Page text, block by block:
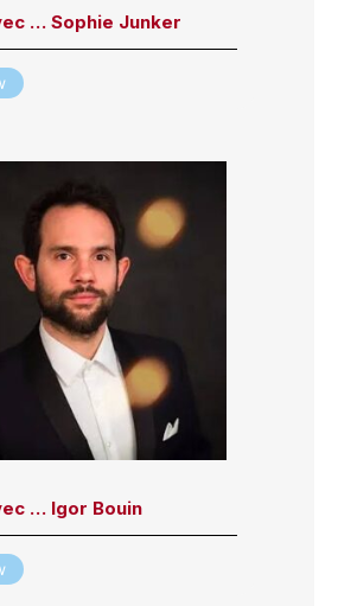
… Sophie Junker
… Igor Bouin